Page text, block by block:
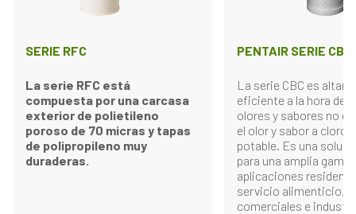
SERIE RFC
La serie RFC está
compuesta por una carcasa
exterior de polietileno
poroso de 70 micras y tapas
de polipropileno muy
duraderas.
PENTAIR SERIE CBC
La serie CBC es
eficiente a la hora de
olores y sabores no
el olor y sabor a cloro
potable. Es una
para una amplia gama
aplicaciones
servicio alimenticio,
comerciales e